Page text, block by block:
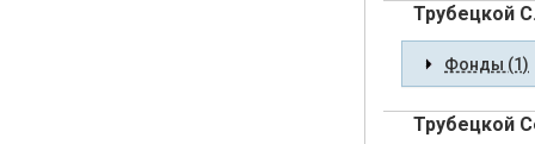
Трубецкой
Фонды (1)
Трубецкой